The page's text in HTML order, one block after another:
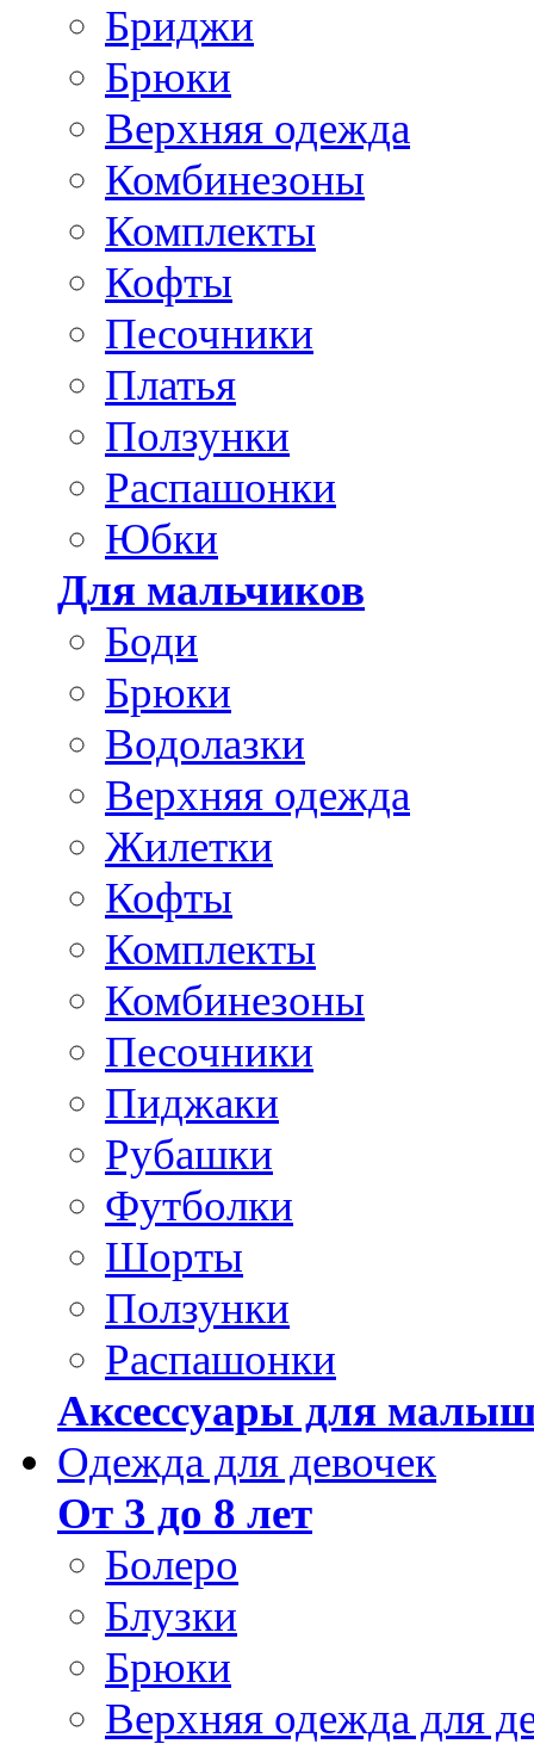
Бриджи
Брюки
Верхняя одежда
Комбинезоны
Комплекты
Кофты
Песочники
Платья
Ползунки
Распашонки
Юбки
Для мальчиков
Боди
Брюки
Водолазки
Верхняя одежда
Жилетки
Кофты
Комплекты
Комбинезоны
Песочники
Пиджаки
Рубашки
Футболки
Шорты
Ползунки
Распашонки
Аксессуары для
Одежда для девочек
От 3 до 8 лет
Болеро
Блузки
Брюки
Верхняя одежда для